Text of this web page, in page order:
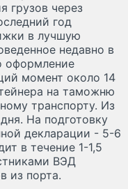
грузов через
год
в лучшую
недавно в
оформление
момент около 14
на таможню
транспорту. Из
На подготовку
декларации - 5-6
в течение 1-1,5
ВЭД
из порта.